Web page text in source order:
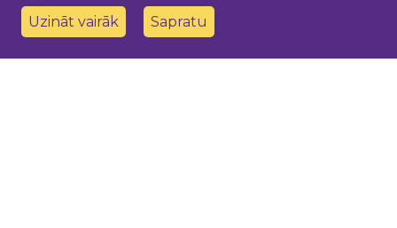
Uzināt vairāk
Sapratu